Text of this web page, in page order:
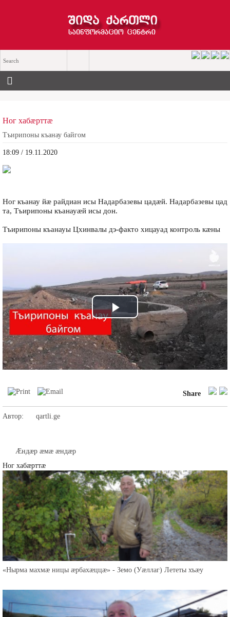
Ног хабæрттæ
Тъирипоны къанау байгом
18:09 / 19.11.2020
Ног къанау йæ райдиан исы Надарбазевы цадæй. Надарбазевы цад
та, Тъирипоны къанауæй исы дон.
Тъирипоны къанауы Цхинвалы дэ-факто хицауад контроль кæны
Play
Video
Share
Автор: qartli.ge
Æндæр æмæ æндæр
Ног хабæрттæ
«Нырма махмæ ницы æрбахæццæ» - Земо (Уæллаг) Лететы хъæу